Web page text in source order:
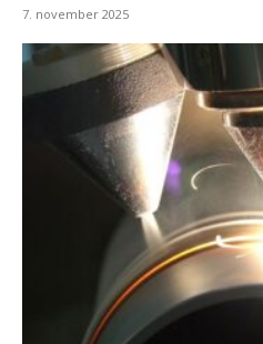
7. november 2025